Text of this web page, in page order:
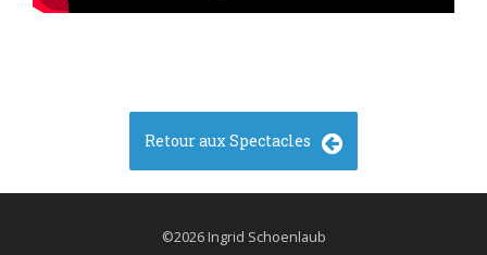
Retour aux Spectacles
©2026 Ingrid Schoenlaub